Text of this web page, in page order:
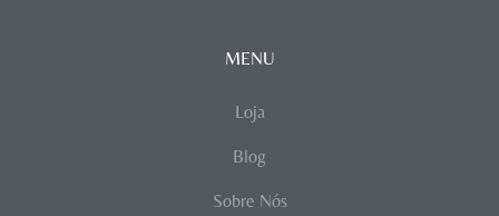
MENU
Loja
Blog
Sobre Nós